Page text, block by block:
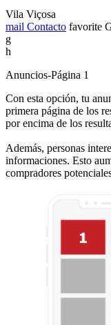
Vila Viçosa
mail Contacto favorite
g
h
Anuncios-Página 1
Con esta opción, tu
primera página de los
por encima de los
Además, personas
informaciones. Esto
compradores